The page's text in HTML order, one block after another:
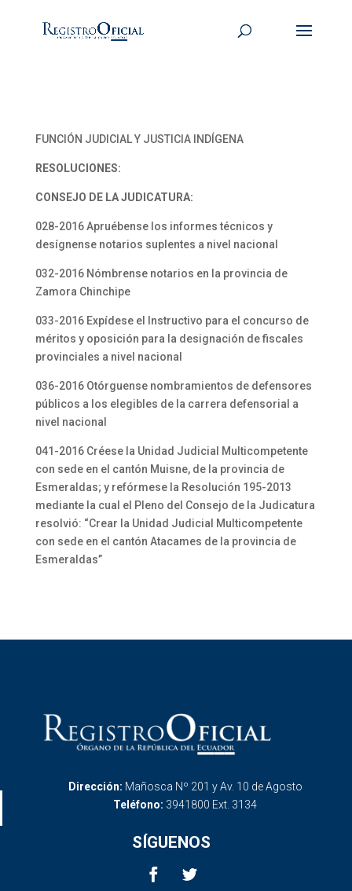
FUNCIÓN JUDICIAL Y JUSTICIA INDÍGENA
RESOLUCIONES:
CONSEJO DE LA JUDICATURA:
028-2016 Apruébense los informes técnicos y
desígnense notarios suplentes a nivel nacional
032-2016 Nómbrense notarios en la provincia de
Zamora Chinchipe
033-2016 Expídese el Instructivo para el concurso de
méritos y oposición para la designación de fiscales
provinciales a nivel nacional
036-2016 Otórguense nombramientos de defensores
públicos a los elegibles de la carrera defensorial a
nivel nacional
041-2016 Créese la Unidad Judicial Multicompetente
con sede en el cantón Muisne, de la provincia de
Esmeraldas; y refórmese la Resolución 195-2013
mediante la cual el Pleno del Consejo de la Judicatura
resolvió: “Crear la Unidad Judicial Multicompetente
con sede en el cantón Atacames de la provincia de
Esmeraldas”
Dirección: Mañosca Nº 201 y Av. 10 de Agosto
Teléfono: 3941800 Ext. 3134
SÍGUENOS